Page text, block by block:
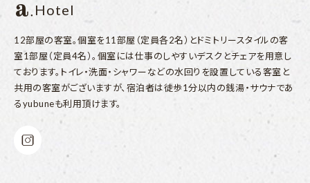
Hotel
12部屋の客室。個室を11部屋（定員各2名）とドミトリースタイルの客
室1部屋（定員4名）。個室には仕事のしやすいデスクとチェアを用意し
ております。トイレ・洗面・シャワーなどの水回りを設置している客室と
共用の客室がございますが、宿泊者は徒歩1分以内の銭湯・サウナであ
るyubuneも利用頂けます。